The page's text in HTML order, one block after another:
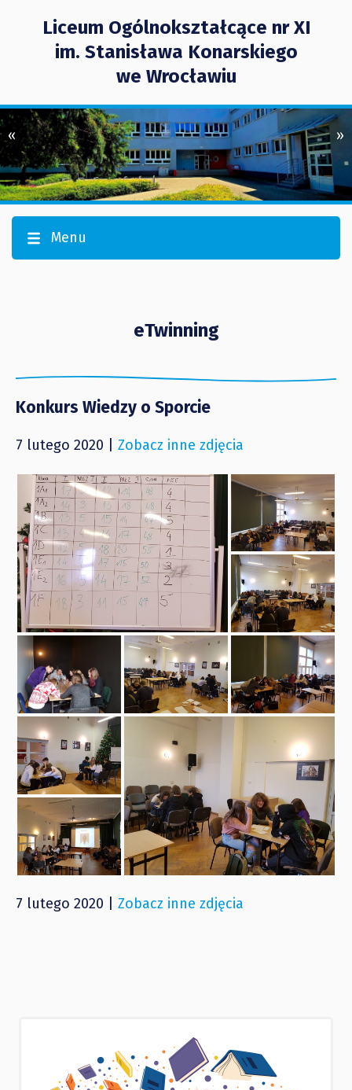
Liceum Ogólnokształcące nr XI
im. Stanisława Konarskiego
we Wrocławiu
« »
Menu
eTwinning
Konkurs Wiedzy o Sporcie
7 lutego 2020 | Zobacz inne zdjęcia
7 lutego 2020 | Zobacz inne zdjęcia